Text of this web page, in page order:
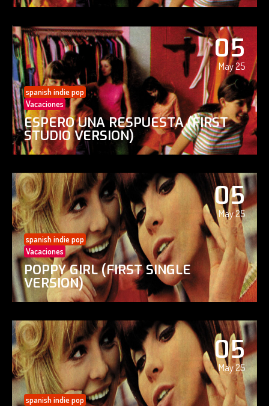
05
May 25
spanish indie pop
Vacaciones
ESPERO UNA RESPUESTA (FIRST
STUDIO VERSION)
05
May 25
spanish indie pop
Vacaciones
POPPY GIRL (FIRST SINGLE
VERSION)
05
May 25
spanish indie pop